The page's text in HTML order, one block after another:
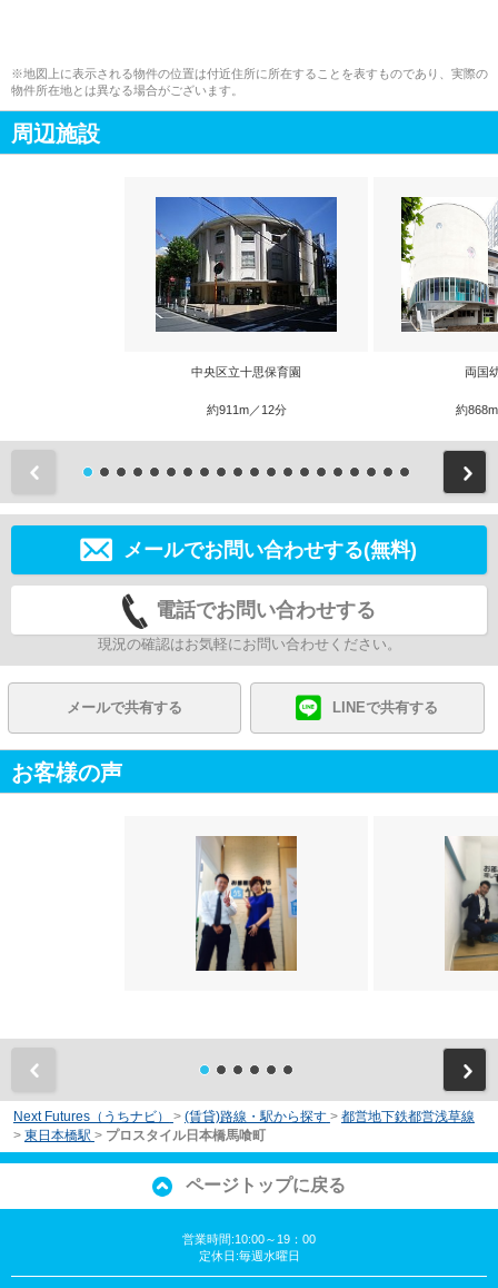
※地図上に表示される物件の位置は付近住所に所在することを表すものであり、実際の
物件所在地とは異なる場合がございます。
周辺施設
中央区立十思保育園
約911m／12分
両国
約
メールでお問い合わせする(無料)
電話でお問い合わせする
現況の確認はお気軽にお問い合わせください。
メールで共有する LINEで共有する
お客様の声
Next Futures（うちナビ） > (賃貸)路線・駅から探す > 都営地下鉄都営浅草線
> 東日本橋駅 > プロスタイル日本橋馬喰町
ページトップに戻る
営業時間:10:00～19：00
定休日:毎週水曜日